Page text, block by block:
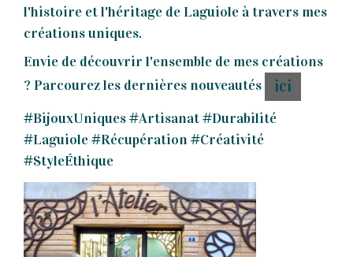
l'histoire et l'héritage de Laguiole à travers mes
créations uniques.
Envie de découvrir l'ensemble de mes créations
? Parcourez les dernières nouveautés
ici
#BijouxUniques #Artisanat #Durabilité
#Laguiole #Récupération #Créativité
#StyleÉthique